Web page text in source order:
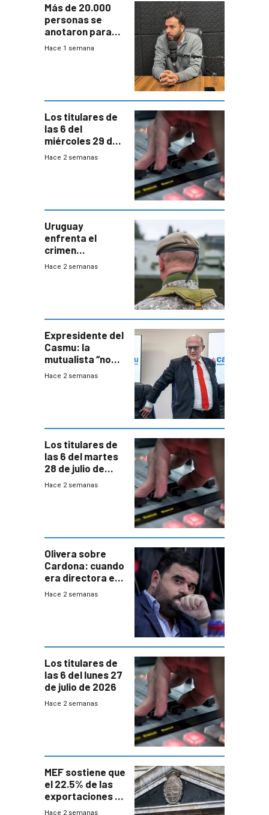
Más de 20.000
personas se
anotaron para
las pruebas
Hace 1 semana
Los titulares de
las 6 del
miércoles 29 de
julio de 2026
Hace 2 semanas
Uruguay
enfrenta el
crimen
organizado con
seguridad
Hace 2 semanas
Expresidente del
Casmu: la
mutualista “no
está para pagar”
Hace 2 semanas
Los titulares de
las 6 del martes
28 de julio de
2026
Hace 2 semanas
Olivera sobre
Cardona: cuando
era directora en
UTE “no era muy
Hace 2 semanas
Los titulares de
las 6 del lunes 27
de julio de 2026
Hace 2 semanas
MEF sostiene que
el 22.5% de las
exportaciones a
EE.UU se verán
Hace 2 semanas